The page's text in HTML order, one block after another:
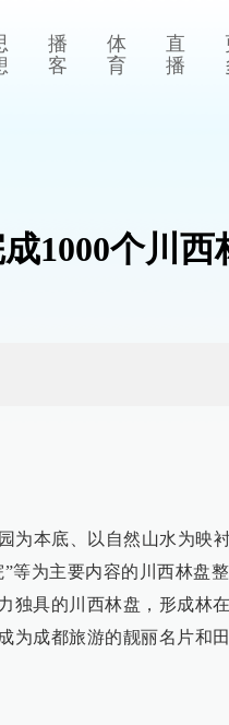
播
客
体
育
直
播
1000个川西
为本底、以自然山水为映
等为主要内容的川西林盘
独具的川西林盘，形成林
为成都旅游的靓丽名片和